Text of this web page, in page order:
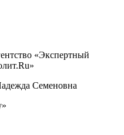
«Экспертный
Семеновна